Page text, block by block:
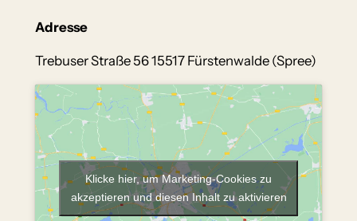
Adresse
Trebuser Straße 56 15517 Fürstenwalde (Spree)
Klicke hier, um Marketing-Cookies zu
akzeptieren und diesen Inhalt zu aktivieren